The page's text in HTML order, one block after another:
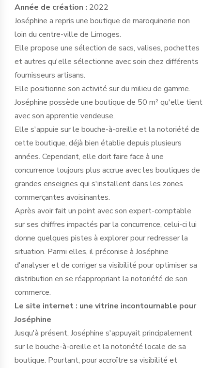
Année de création : 2022
Joséphine a repris une boutique de maroquinerie non
loin du centre-ville de Limoges.
Elle propose une sélection de sacs, valises, pochettes
et autres qu'elle sélectionne avec soin chez différents
fournisseurs artisans.
Elle positionne son activité sur du milieu de gamme.
Joséphine possède une boutique de 50 m² qu'elle tient
avec son apprentie vendeuse.
Elle s'appuie sur le bouche-à-oreille et la notoriété de
cette boutique, déjà bien établie depuis plusieurs
années. Cependant, elle doit faire face à une
concurrence toujours plus accrue avec les boutiques de
grandes enseignes qui s'installent dans les zones
commerçantes avoisinantes.
Après avoir fait un point avec son expert-comptable
sur ses chiffres impactés par la concurrence, celui-ci lui
donne quelques pistes à explorer pour redresser la
situation. Parmi elles, il préconise à Joséphine
d'analyser et de corriger sa visibilité pour optimiser sa
distribution en se réappropriant la notoriété de son
commerce.
Le site internet : une vitrine incontournable pour
Joséphine
Jusqu'à présent, Joséphine s'appuyait principalement
sur le bouche-à-oreille et la notoriété locale de sa
boutique. Pourtant, pour accroître sa visibilité et